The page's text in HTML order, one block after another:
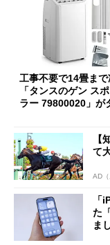
工事不要で14畳ま
「タンスのゲン ス
ラー 79800020」が
【
て
AD（
「
た
ま